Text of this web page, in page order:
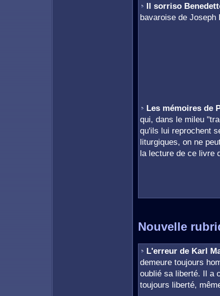
Il sorriso
bavaroise de Joseph
Les mémoires de
qui, dans le mileu
qu'ils lui reprochent
liturgiques, on ne
la lecture de ce livre
Nouvelle
L'erreur de Karl
demeure toujours
oublié sa liberté. Il a
toujours liberté,